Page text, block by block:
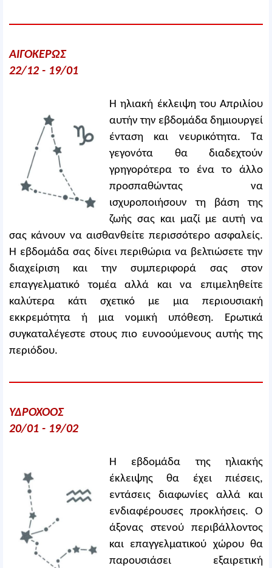
ΑΙΓΟΚΕΡΩΣ
22/12 - 19/01
Η ηλιακή έκλειψη του Απριλίου
αυτήν την εβδομάδα δημιουργεί
ένταση και νευρικότητα. Τα
γεγονότα θα διαδεχτούν
γρηγορότερα το ένα το άλλο
προσπαθώντας να
ισχυροποιήσουν τη βάση της
ζωής σας και μαζί με αυτή να
σας κάνουν να αισθανθείτε περισσότερο ασφαλείς.
Η εβδομάδα σας δίνει περιθώρια να βελτιώσετε την
διαχείριση και την συμπεριφορά σας στον
επαγγελματικό τομέα αλλά και να επιμεληθείτε
καλύτερα κάτι σχετικό με μια περιουσιακή
εκκρεμότητα ή μια νομική υπόθεση. Ερωτικά
συγκαταλέγεστε στους πιο ευνοούμενους αυτής της
περιόδου.
ΥΔΡΟΧΟΟΣ
20/01 - 19/02
Η εβδομάδα της ηλιακής
έκλειψης θα έχει πιέσεις,
εντάσεις διαφωνίες αλλά και
ενδιαφέρουσες προκλήσεις. Ο
άξονας στενού περιβάλλοντος
και επαγγελματικού χώρου θα
παρουσιάσει εξαιρετική